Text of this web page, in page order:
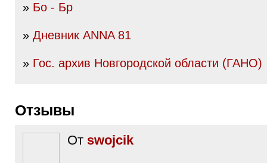
» Бо - Бр
» Дневник ANNA 81
» Гос. архив Новгородской области (ГАНО)
Отзывы
От swojcik